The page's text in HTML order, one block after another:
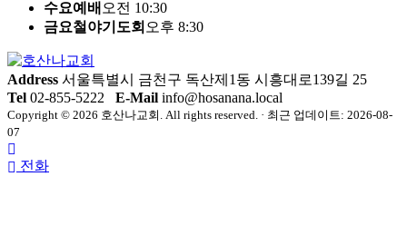
수요예배 오전 10:30
금요철야기도회 오후 8:30
Address 서울특별시 금천구 독산제1동 시흥대로139길 25
Tel 02-855-5222 E-Mail info@hosanana.local
Copyright © 2026 호산나교회. All rights reserved. · 최근 업데이트: 2026-08-
07
전화